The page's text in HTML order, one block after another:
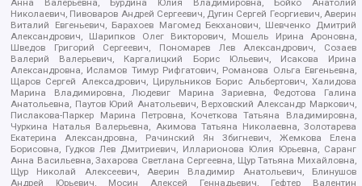
Анна Валерьевна, Бурдина Юлия Владимировна, Бойко Анатолий
Николаевич, Пивоваров Андрей Сергеевич, Дугин Сергей Георгиевич, Аверин
Виталий Евгеньевич, Барахоев Магомед Бекханович, Шевченко Дмитрий
Александрович, Шарипков Олег Викторович, Мошель Ирина Ароновна,
Шведов Григорий Сергеевич, Пономарев Лев Александрович, Созаев
Валерий Валерьевич, Каргалицкий Борис Юльевич, Исакова Ирина
Александровна, Исламов Тимур Рифгатович, Романова Ольга Евгеньевна,
Щаров Сергей Алексадрович, Цирульников Борис Альбертович, Халидова
Марина Владимировна, Людевиг Марина Зариевна, Федотова Галина
Анатольевна, Паутов Юрий Анатольевич, Верховский Александр Маркович,
Пислакова-Паркер Марина Петровна, Кочеткова Татьяна Владимировна,
Чуркина Наталья Валерьевна, Акимова Татьяна Николаевна, Золотарева
Екатерина Александровна, Рачинский Ян Збигневич, Жемкова Елена
Борисовна, Гудков Лев Дмитриевич, Илларионова Юлия Юрьевна, Саранг
Анна Васильевна, Захарова Светлана Сергеевна, Щур Татьяна Михайловна,
Щур Николай Алексеевич, Аверин Владимир Анатольевич, Блинушов
Андрей Юрьевич, Мосин Алексей Геннадьевич, Гефтер Валентин